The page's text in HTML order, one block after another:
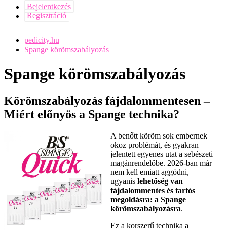
Bejelentkezés
Regisztráció
pedicity.hu
Spange körömszabályozás
Spange körömszabályozás
Körömszabályozás fájdalommentesen –
Miért előnyös a Spange technika?
A benőtt köröm sok embernek
okoz problémát, és gyakran
jelentett egyenes utat a sebészeti
magánrendelőbe. 2026-ban már
nem kell emiatt aggódni,
ugyanis lehetőség van
fájdalommentes és tartós
megoldásra: a Spange
körömszabályozásra.
Ez a korszerű technika a